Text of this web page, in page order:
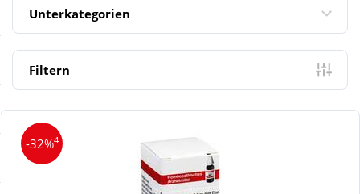
Aktuelle Coupons
Neuheiten
Sale
Arzneimittel
Diabetes
Körperpflege & Kosmetik
Unterkategorien
Filtern
-32%4